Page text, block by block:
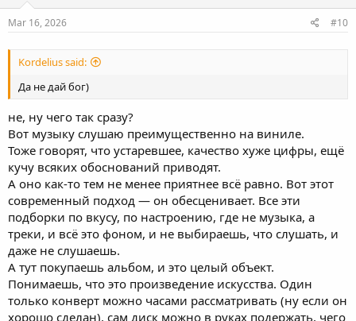
n
s
Mar 16, 2026 #10
Kordelius said:
Да не дай бог)
не, ну чего так сразу?
Вот музыку слушаю преимущественно на виниле.
Тоже говорят, что устаревшее, качество хуже цифры, ещё
кучу всяких обоснований приводят.
А оно как-то тем не менее приятнее всё равно. Вот этот
современный подход — он обесценивает. Все эти
подборки по вкусу, по настроению, где не музыка, а
треки, и всё это фоном, и не выбираешь, что слушать, и
даже не слушаешь.
А тут покупаешь альбом, и это целый объект.
Понимаешь, что это произведение искусства. Один
только конверт можно часами рассматривать (ну если он
хорошо сделан), сам диск можно в руках подержать, чего